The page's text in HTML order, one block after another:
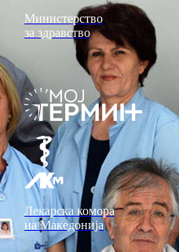
Министерство
за здравство
Лекарска комора
на Македонија